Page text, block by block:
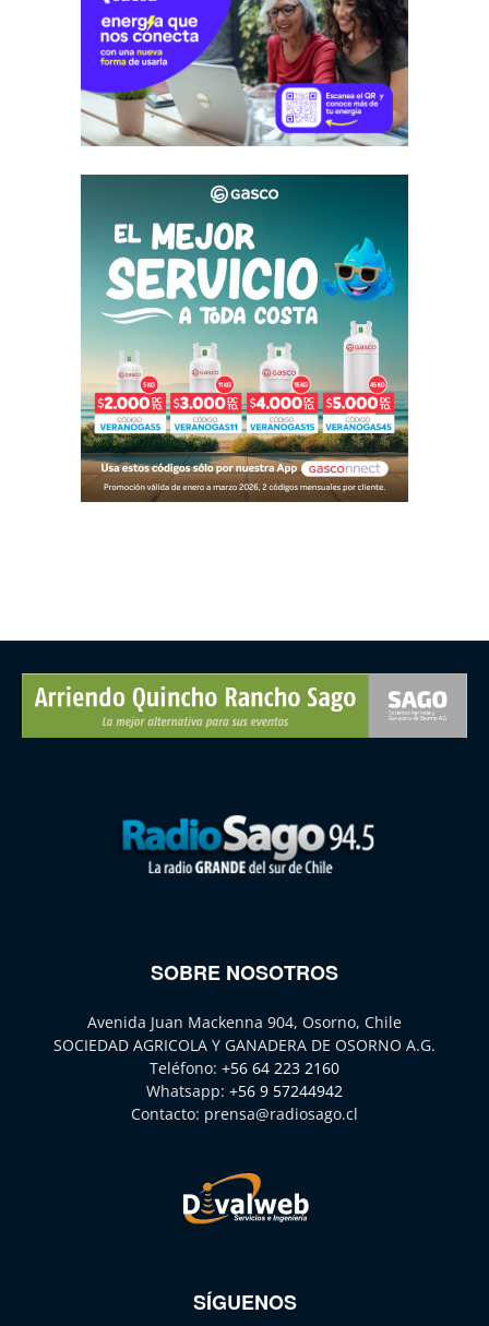
SOBRE NOSOTROS
Avenida Juan Mackenna 904, Osorno, Chile
SOCIEDAD AGRICOLA Y GANADERA DE OSORNO A.G.
Teléfono: +56 64 223 2160
Whatsapp: +56 9 57244942
Contacto: prensa@radiosago.cl
SÍGUENOS